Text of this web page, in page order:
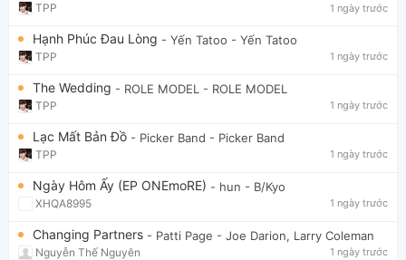
TPP 1 ngày trước
Hạnh Phúc Đau Lòng - Yến Tatoo - Yến Tatoo
TPP 1 ngày trước
The Wedding - ROLE MODEL - ROLE MODEL
TPP 1 ngày trước
Lạc Mất Bản Đồ - Picker Band - Picker Band
TPP 1 ngày trước
Ngày Hôm Ấy (EP ONEmoRE) - hun - B/Kyo
XHQA8995 1 ngày trước
Changing Partners - Patti Page - Joe Darion, Larry Coleman
Nguyễn Thế Nguyên 1 ngày trước